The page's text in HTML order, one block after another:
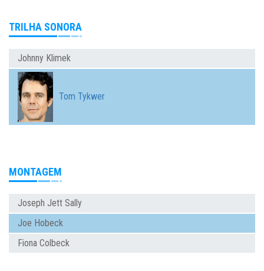
TRILHA SONORA
Johnny Klimek
Tom Tykwer
MONTAGEM
Joseph Jett Sally
Joe Hobeck
Fiona Colbeck